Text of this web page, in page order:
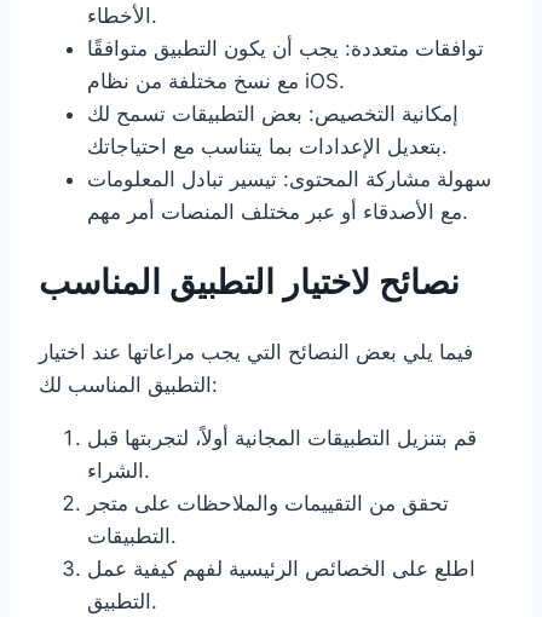
الأخطاء.
توافقات متعددة: يجب أن يكون التطبيق متوافقًا
مع نسخ مختلفة من نظام iOS.
إمكانية التخصيص: بعض التطبيقات تسمح لك
بتعديل الإعدادات بما يتناسب مع احتياجاتك.
سهولة مشاركة المحتوى: تيسير تبادل المعلومات
مع الأصدقاء أو عبر مختلف المنصات أمر مهم.
نصائح لاختيار التطبيق المناسب
فيما يلي بعض النصائح التي يجب مراعاتها عند اختيار
التطبيق المناسب لك:
قم بتنزيل التطبيقات المجانية أولاً، لتجربتها قبل
الشراء.
تحقق من التقييمات والملاحظات على متجر
التطبيقات.
اطلع على الخصائص الرئيسية لفهم كيفية عمل
التطبيق.